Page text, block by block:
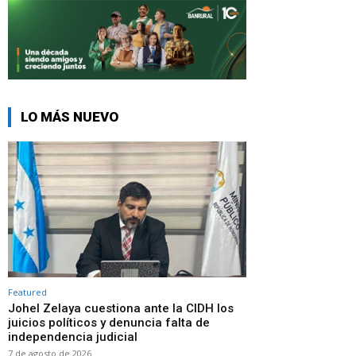
LO MÁS NUEVO
Featured
Johel Zelaya cuestiona ante la CIDH los
juicios políticos y denuncia falta de
independencia judicial
7 de agosto de 2026